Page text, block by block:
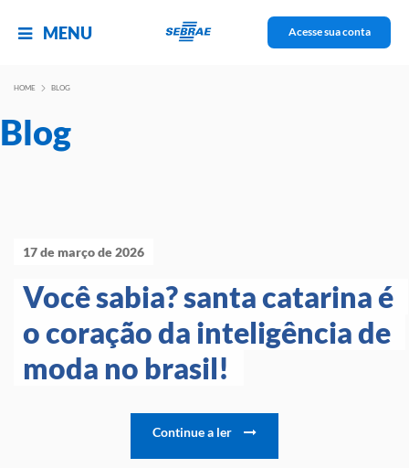
MENU Acesse sua conta
HOME BLOG
Blog
17 de março de 2026
Você sabia? santa catarina é
o coração da inteligência de
moda no brasil!
Continue a ler